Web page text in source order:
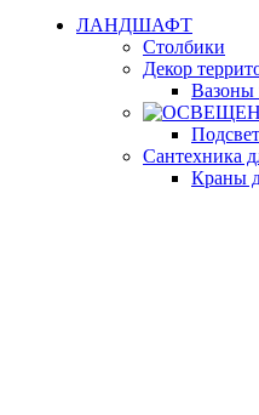
ЛАНДШАФТ
Столбики
Декор
Вазоны
Сантехника
Краны